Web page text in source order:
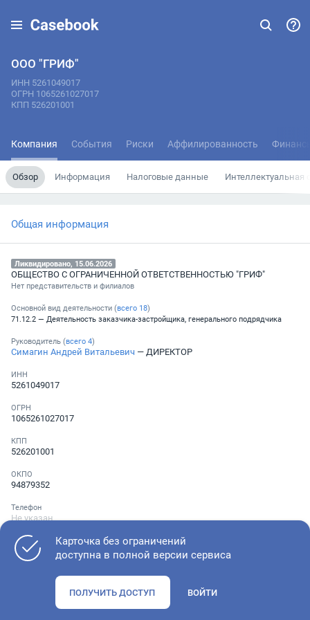
ООО "ГРИФ"
ИНН 5261049017
ОГРН 1065261027017
КПП 526201001
Компания События Риски Аффилированность
Обзор Информация Налоговые данные Интеллектуальная
Общая информация
Ликвидировано, 15.06.2026
ОБЩЕСТВО С ОГРАНИЧЕННОЙ ОТВЕТСТВЕННОСТЬЮ "ГРИФ"
Нет представительств и филиалов
Основной вид деятельности (всего 18)
71.12.2 — Деятельность заказчика-застройщика, генерального подрядчика
Руководитель (всего 4)
Симагин Андрей Витальевич — ДИРЕКТОР
ИНН
5261049017
ОГРН
1065261027017
КПП
526201001
ОКПО
94879352
Телефон
Не указан
Проверьте учредительные документы, адрес регистрации и
Карточка без ограничений
доступна в полной версии сервиса
ПОЛУЧИТЬ ДОСТУП ВОЙТИ